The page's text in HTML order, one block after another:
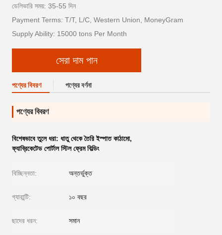
ডেলিভারি সময়: 35-55 দিন
Payment Terms: T/T, L/C, Western Union, MoneyGram
Supply Ability: 15000 tons Per Month
সেরা দাম পান
পণ্যের বিবরণ পণ্যের বর্ণনা
পণ্যের বিবরণ
বিশেষভাবে তুলে ধরা: ধাতু থেকে তৈরি ইস্পাত কাঠামো,
ফ্যাব্রিকেটেড পোর্টাল স্টিল ফ্রেম বিল্ডিং
বিচ্ছিন্নতা: অন্তর্ভুক্ত
গ্যারান্টি: ১০ বছর
ছাদের ধরন: সমান